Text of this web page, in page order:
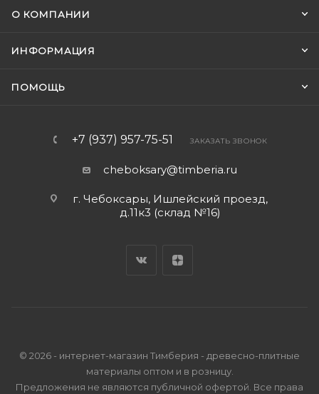
О КОМПАНИИ
ИНФОРМАЦИЯ
ПОМОЩЬ
+7 (937) 957-75-51 ЗАКАЗАТЬ ЗВОНОК
cheboksary@timberia.ru
г. Чебоксары, Ишлейский проезд,
д.11к3 (склад №16)
© 2026 - интернет-магазин Тимберия - древесно-плитные
материалы оптом и в розницу.
Предложения не являются публичной офертой. Все права